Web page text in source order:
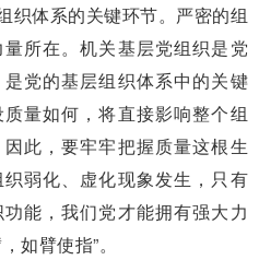
织体系的关键环节。严密的组
所在。机关基层党组织是党
党的基层组织体系中的关键
量如何，将直接影响整个组
此，要牢牢把握质量这根生
弱化、虚化现象发生，只有
能，我们党才能拥有强大力
如臂使指”。